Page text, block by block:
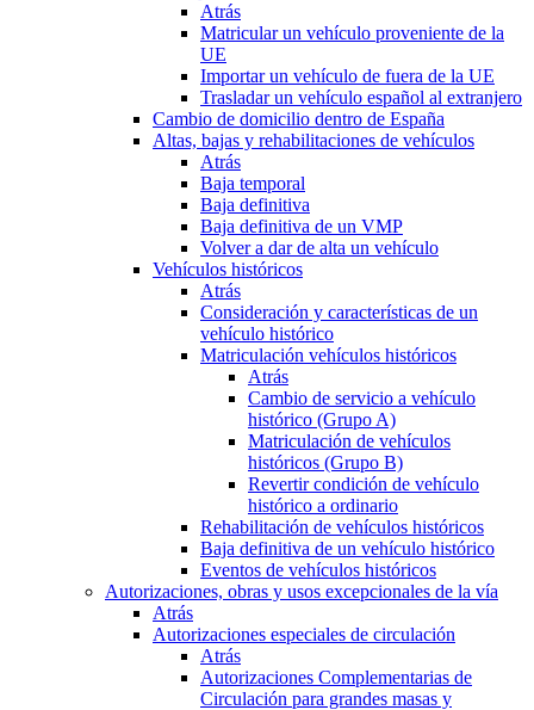
Atrás
Matricular un vehículo proveniente de la
UE
Importar un vehículo de fuera de la UE
Trasladar un vehículo español al extranjero
Cambio de domicilio dentro de España
Altas, bajas y rehabilitaciones de vehículos
Atrás
Baja temporal
Baja definitiva
Baja definitiva de un VMP
Volver a dar de alta un vehículo
Vehículos históricos
Atrás
Consideración y características de un
vehículo histórico
Matriculación vehículos históricos
Atrás
Cambio de servicio a vehículo
histórico (Grupo A)
Matriculación de vehículos
históricos (Grupo B)
Revertir condición de vehículo
histórico a ordinario
Rehabilitación de vehículos históricos
Baja definitiva de un vehículo histórico
Eventos de vehículos históricos
Autorizaciones, obras y usos excepcionales de la vía
Atrás
Autorizaciones especiales de circulación
Atrás
Autorizaciones Complementarias de
Circulación para grandes masas y